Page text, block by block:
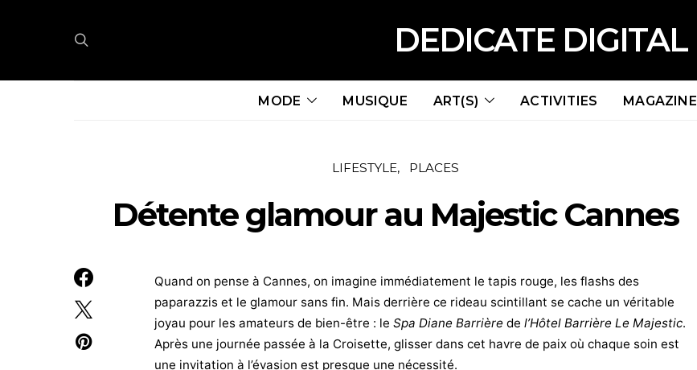
DEDICATE DIGITAL
MODE MUSIQUE ART(S) ACTIVITIES MAGAZINE
LIFESTYLE PLACES
Détente glamour au Majestic Cannes
Quand on pense à Cannes, on imagine immédiatement le tapis rouge, les flashs des
paparazzis et le glamour sans fin. Mais derrière ce rideau scintillant se cache un véritable
joyau pour les amateurs de bien-être : le Spa Diane Barrière de l’Hôtel Barrière Le Majestic.
Après une journée passée à la Croisette, glisser dans cet havre de paix où chaque soin est
une invitation à l’évasion est presque une nécessité.